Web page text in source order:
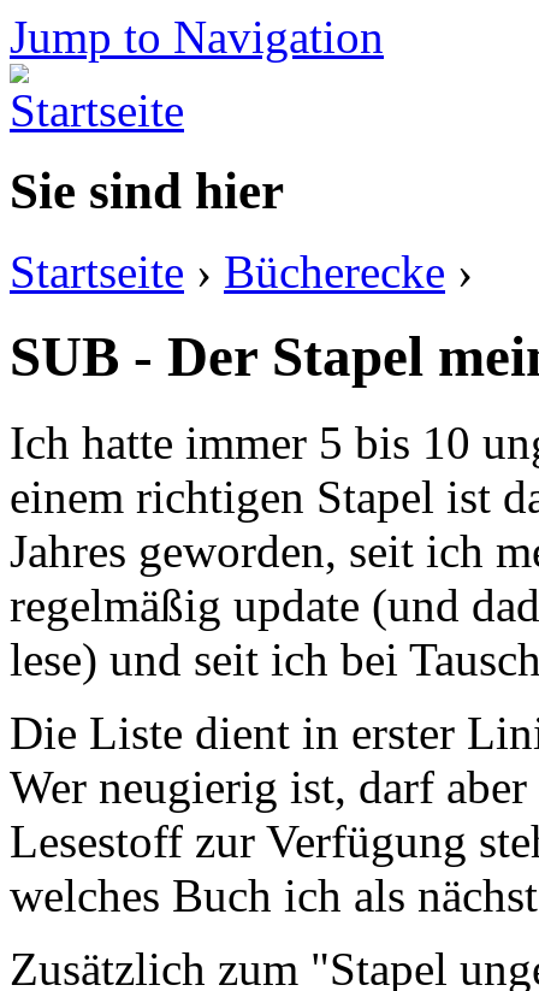
Jump to Navigation
Sie sind hier
Startseite › Bücherecke ›
SUB - Der Stapel
Ich hatte immer 5 bis 10
einem richtigen Stapel ist
Jahres geworden, seit ich
regelmäßig update (und
lese) und seit ich bei
Die Liste dient in erster
Wer neugierig ist, darf
Lesestoff zur Verfügung
welches Buch ich als
Zusätzlich zum "Stapel